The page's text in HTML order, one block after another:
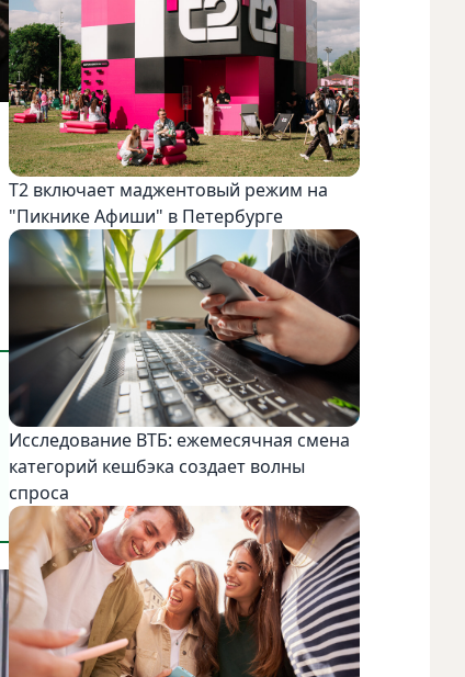
Т2 включает маджентовый режим на
"Пикнике Афиши" в Петербурге
Исследование ВТБ: ежемесячная смена
категорий кешбэка создает волны
спроса